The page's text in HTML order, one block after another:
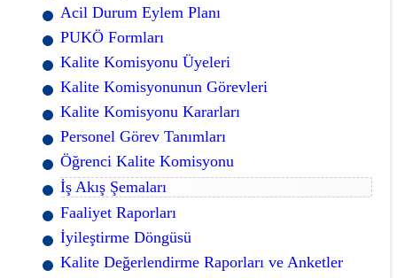
Acil Durum Eylem Planı
PUKÖ Formları
Kalite Komisyonu Üyeleri
Kalite Komisyonunun Görevleri
Kalite Komisyonu Kararları
Personel Görev Tanımları
Öğrenci Kalite Komisyonu
İş Akış Şemaları
Faaliyet Raporları
İyileştirme Döngüsü
Kalite Değerlendirme Raporları ve Anketler